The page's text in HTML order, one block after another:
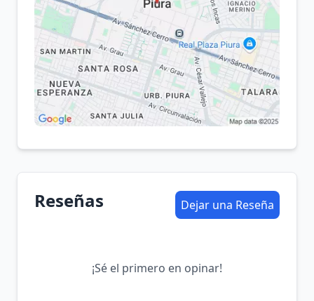
Reseñas Dejar una Reseña
¡Sé el primero en opinar!